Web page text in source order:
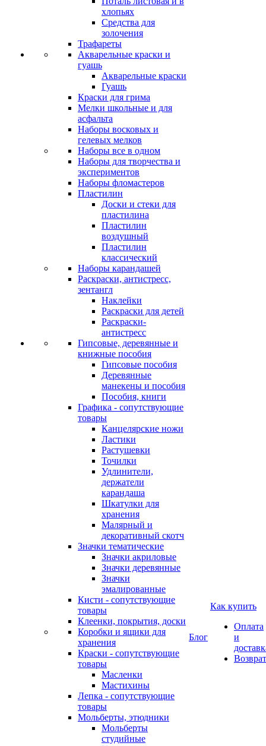
хлопьях
Средства для
золочения
Трафареты
Акварельные краски и
гуашь
Акварельные краски
Гуашь
Краски для грима
Мелки школьные и для
асфальта
Наборы восковых и
гелевых мелков
Наборы все в одном
Наборы для творчества и
экспериментов
Наборы фломастеров
Пластилин
Доски и стеки для
пластилина
Пластилин
воздушный
Пластилин
классический
Наборы карандашей
Раскраски, антистресс,
зентангл
Наклейки
Раскраски для детей
Раскраски-
антистресс
Гипсовые, деревянные и
книжные пособия
Гипсовые пособия
Деревянные
манекены и пособия
Пособия, книги
Графика - сопутствующие
товары
Канцелярские ножи
Ластики
Растушевки
Точилки
Удлинители,
держатели
карандаша
Шкатулки для
хранения
Малярный и
декоративный скотч
Значки тематические
Значки акриловые
Значки деревянные
Значки
эмалированные
Кисти - сопутствующие
товары
Клеенки, покрытия, доски
Коробки и ящики для
хранения
Краски - сопутствующие
товары
Масленки
Мастихины
Лепка - сопутствующие
товары
Мольберты, этюдники
Мольберты
студийные
Блог
Как купить
Оплата
и
Возврат